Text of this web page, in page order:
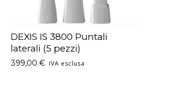
AGGIUNGI AL CARRELLO
DEXIS IS 3800 Puntali
laterali (5 pezzi)
399,00 € IVA esclusa